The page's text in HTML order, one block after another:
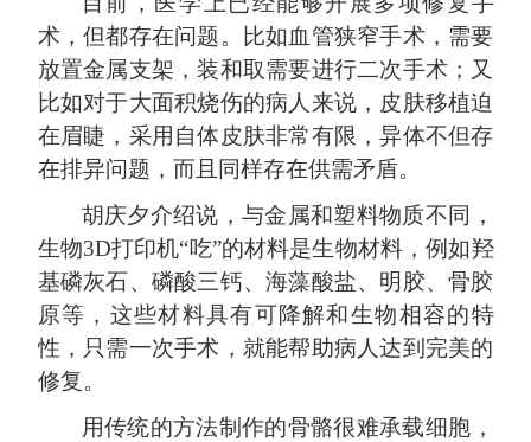
术，但都存在问题。比如血管狭窄手术，需要
放置金属支架，装和取需要进行二次手术；又
比如对于大面积烧伤的病人来说，皮肤移植迫
在眉睫，采用自体皮肤非常有限，异体不但存
在排异问题，而且同样存在供需矛盾。
胡庆夕介绍说，与金属和塑料物质不同，
生物3D打印机“吃”的材料是生物材料，例如羟
基磷灰石、磷酸三钙、海藻酸盐、明胶、骨胶
原等，这些材料具有可降解和生物相容的特
性，只需一次手术，就能帮助病人达到完美的
修复。
用传统的方法制作的骨骼很难承载细胞，